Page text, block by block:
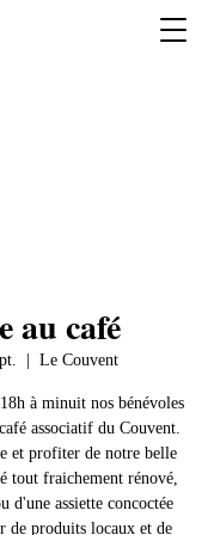
au café
Le Couvent
à minuit nos bénévoles
associatif du Couvent.
et profiter de notre belle
tout fraichement rénové,
d'une assiette concoctée
de produits locaux et de